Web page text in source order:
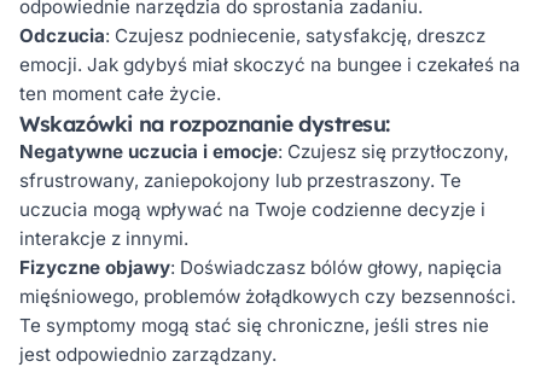
odpowiednie narzędzia do sprostania zadaniu.
Odczucia: Czujesz podniecenie, satysfakcję, dreszcz
emocji. Jak gdybyś miał skoczyć na bungee i czekałeś na
ten moment całe życie.
Wskazówki na rozpoznanie dystresu:
Negatywne uczucia i emocje: Czujesz się przytłoczony,
sfrustrowany, zaniepokojony lub przestraszony. Te
uczucia mogą wpływać na Twoje codzienne decyzje i
interakcje z innymi.
Fizyczne objawy: Doświadczasz bólów głowy, napięcia
mięśniowego, problemów żołądkowych czy bezsenności.
Te symptomy mogą stać się chroniczne, jeśli stres nie
jest odpowiednio zarządzany.